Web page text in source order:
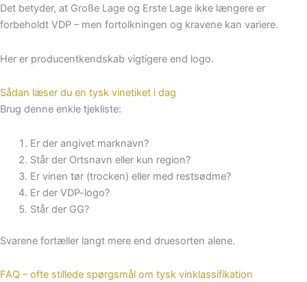
Det betyder, at Große Lage og Erste Lage ikke længere er
forbeholdt VDP – men fortolkningen og kravene kan variere.
Her er producentkendskab vigtigere end logo.
Sådan læser du en tysk vinetiket i dag
Brug denne enkle tjekliste:
Er der angivet marknavn?
Står der Ortsnavn eller kun region?
Er vinen tør (trocken) eller med restsødme?
Er der VDP-logo?
Står der GG?
Svarene fortæller langt mere end druesorten alene.
FAQ – ofte stillede spørgsmål om tysk vinklassifikation